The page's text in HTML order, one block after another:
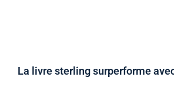
La livre sterling surperforme